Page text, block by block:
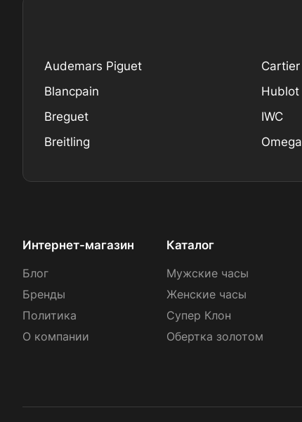
Audemars Piguet
Blancpain
Breguet
Breitling
Cartier
Hublot
IWC
Omega
Интернет-магазин
Блог
Бренды
Политика
О компании
Каталог
Мужские часы
Женские часы
Супер Клон
Обертка золотом